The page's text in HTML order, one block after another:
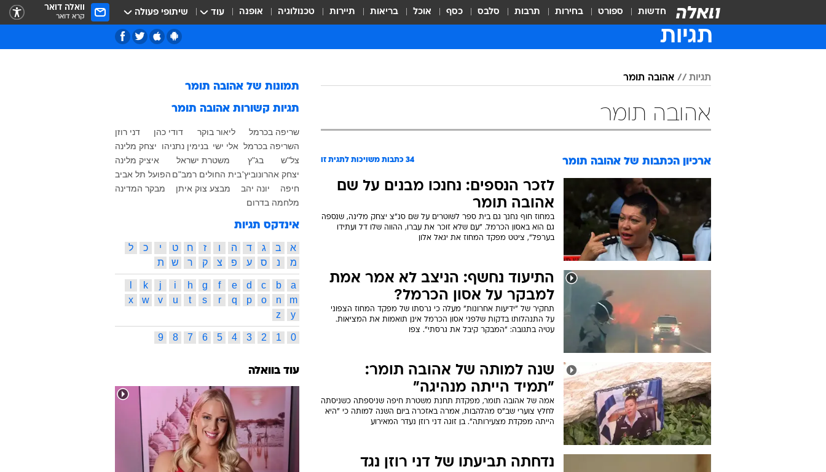
חדשות ספורט בחירות תרבות סלבס כסף אוכל בריאות תיירות טכנולוגיה אופנה עוד שיתופי פעולה וואלה דואר
קרא דואר
תגיות
תגיות אהובה תומר
אהובה תומר
ארכיון הכתבות של אהובה תומר 34 כתבות משויכות לתגית זו
לזכר הנספים: נחנכו מבנים על שם
אהובה תומר
במחוז חוף נחנך גם בית ספר לשוטרים על שם סנ"צ יצחק מלינה, שנספה
גם הוא באסון הכרמל. "עם שלא זוכר את עברו, ההווה שלו דל ועתידו
בערפל", ציטט מפקד המחוז את יגאל אלון
התיעוד נחשף: הניצב לא אמר אמת
למבקר על אסון הכרמל?
תחקיר של "ידיעות אחרונות" מעלה כי גרסתו של מפקד המחוז הצפוני
על התנהלותו בדקות שלפני אסון הכרמל אינן תואמות את המציאות.
עטיה בתגובה: "המבקר קיבל את גרסתי". צפו
שנה למותה של אהובה תומר:
"תמיד הייתה מנהיגה"
אמה של אהובה תומר, מפקדת תחנת משטרת חיפה שניספתה כשניסתה
לחלץ צוערי שב"ס מהלהבות, אמרה באזכרה ביום השנה למותה כי "היא
הייתה מפקדת מצעירותה". בן זוגה דני רוזן נעדר המאירוע
נדחתה תביעתו של דני רוזן נגד
תמונות של אהובה תומר
תגיות קשורות אהובה תומר
שריפה בכרמל ליאור בוקר דודי כהן
דני רוזן
השריפה בכרמל אלי ישי בנימין נתניהו
יצחק מלינה
צל"ש
בג"ץ משטרת ישראל
איציק מלינה
יצחק אהרונוביץ'בית החולים רמב"ם הפועל תל אביב
חיפה
יונה יהב מבצע צוק איתן
מבקר המדינה
מלחמה בדרום
אינדקס תגיות
א ב ג ד ה ו ז ח ט י כ
ל
מ
נ ס ע פ צ ק ר ש ת
a
b
c
d
e
f
g
h
i
j
k
m
n
o
p
q
r
s
t
u
v
w
x
y
z
0
1
2
3
4
5
6
7
8
9
עוד בוואלה